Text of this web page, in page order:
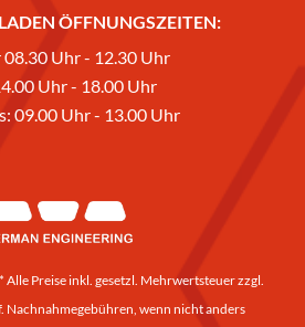
ÖFFNUNGSZEITEN:
08.30 Uhr - 12.30 Uhr
Uhr - 18.00 Uhr
09.00 Uhr - 13.00 Uhr
Preise inkl. gesetzl. Mehrwertsteuer zzgl.
Nachnahmegebühren, wenn nicht anders